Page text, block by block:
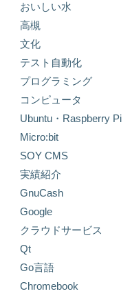
おいしい水
高槻
文化
テスト自動化
プログラミング
コンピュータ
Ubuntu・Raspberry Pi
Micro:bit
SOY CMS
実績紹介
GnuCash
Google
クラウドサービス
Qt
Go言語
Chromebook